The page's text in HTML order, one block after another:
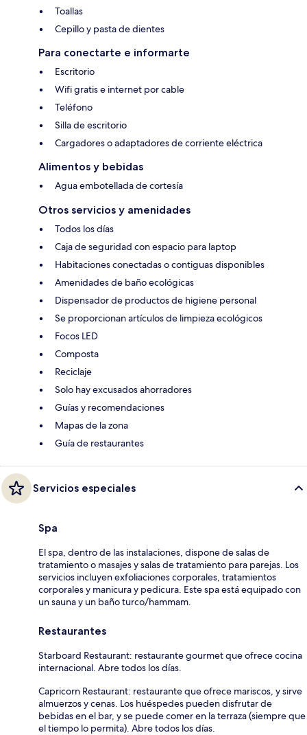
Toallas
Cepillo y pasta de dientes
Para conectarte e informarte
Escritorio
Wifi gratis e internet por cable
Teléfono
Silla de escritorio
Cargadores o adaptadores de corriente eléctrica
Alimentos y bebidas
Agua embotellada de cortesía
Otros servicios y amenidades
Todos los días
Caja de seguridad con espacio para laptop
Habitaciones conectadas o contiguas disponibles
Amenidades de baño ecológicas
Dispensador de productos de higiene personal
Se proporcionan artículos de limpieza ecológicos
Focos LED
Composta
Reciclaje
Solo hay excusados ahorradores
Guías y recomendaciones
Mapas de la zona
Guía de restaurantes
Servicios especiales
Spa
El spa, dentro de las instalaciones, dispone de salas de
tratamiento o masajes y salas de tratamiento para parejas. Los
servicios incluyen exfoliaciones corporales, tratamientos
corporales y manicura y pedicura. Este spa está equipado con
un sauna y un baño turco/hammam.
Restaurantes
Starboard Restaurant: restaurante gourmet que ofrece cocina
internacional. Abre todos los días.
Capricorn Restaurant: restaurante que ofrece mariscos, y sirve
almuerzos y cenas. Los huéspedes pueden disfrutar de
bebidas en el bar, y se puede comer en la terraza (siempre que
el tiempo lo permita). Abre todos los días.